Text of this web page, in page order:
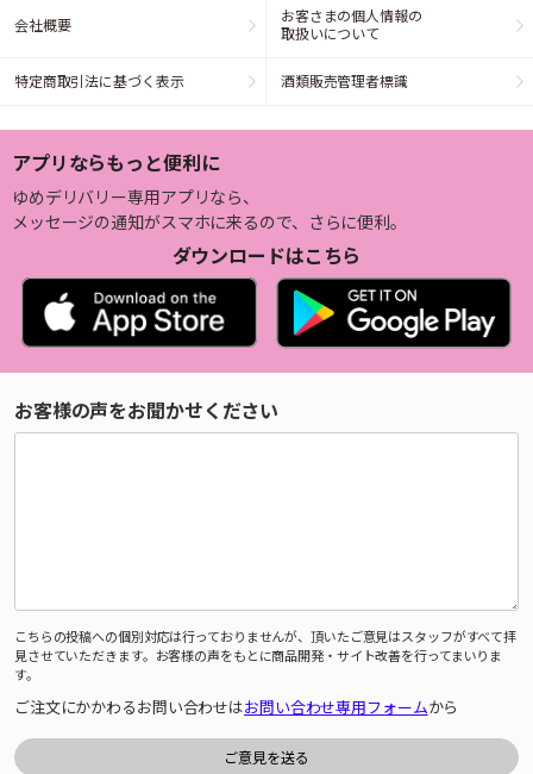
会社概要
お客さまの個人情報の
取扱いについて
特定商取引法に基づく表示 酒類販売管理者標識
アプリならもっと便利に
ゆめデリバリー専用アプリなら、
メッセージの通知がスマホに来るので、さらに便利。
ダウンロードはこちら
お客様の声をお聞かせください
こちらの投稿への個別対応は行っておりませんが、頂いたご意見はスタッフがすべて拝
見させていただきます。お客様の声をもとに商品開発・サイト改善を行ってまいりま
す。
ご注文にかかわるお問い合わせはお問い合わせ専用フォームから